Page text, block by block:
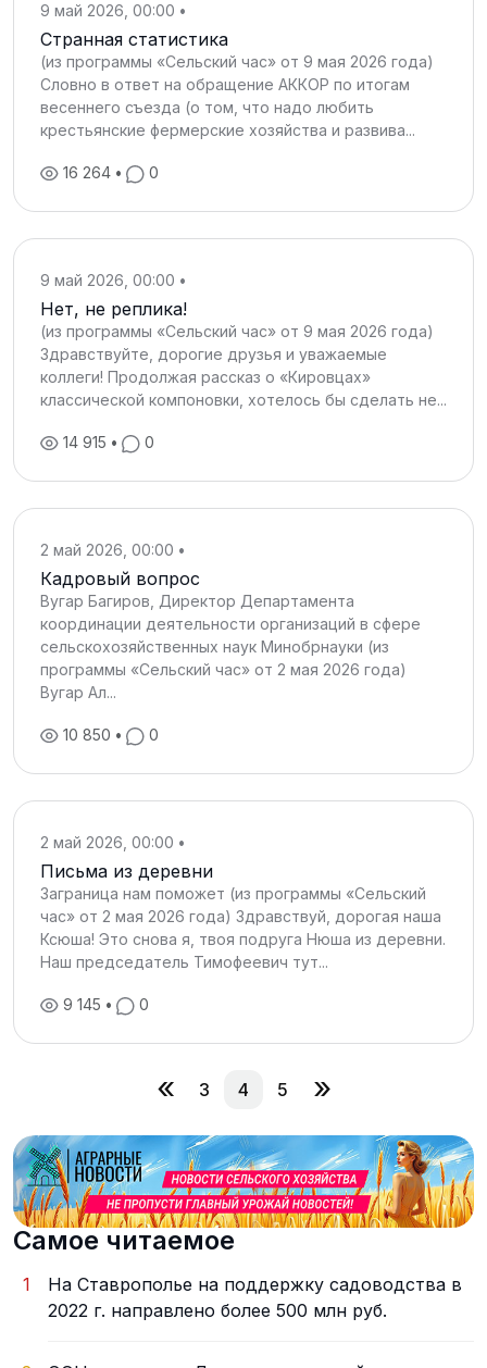
9 май 2026, 00:00 •
Странная статистика
(из программы «Сельский час» от 9 мая 2026 года)
Словно в ответ на обращение АККОР по итогам
весеннего съезда (о том, что надо любить
крестьянские фермерские хозяйства и развива...
16 264 • 0
9 май 2026, 00:00 •
Нет, не реплика!
(из программы «Сельский час» от 9 мая 2026 года)
Здравствуйте, дорогие друзья и уважаемые
коллеги! Продолжая рассказ о «Кировцах»
классической компоновки, хотелось бы сделать не...
14 915 • 0
2 май 2026, 00:00 •
Кадровый вопрос
Вугар Багиров, Директор Департамента
координации деятельности организаций в сфере
сельскохозяйственных наук Минобрнауки (из
программы «Сельский час» от 2 мая 2026 года)
Вугар Ал...
10 850 • 0
2 май 2026, 00:00 •
Письма из деревни
Заграница нам поможет (из программы «Сельский
час» от 2 мая 2026 года) Здравствуй, дорогая наша
Ксюша! Это снова я, твоя подруга Нюша из деревни.
Наш председатель Тимофеевич тут...
9 145 • 0
« 3 4 5 »
Самое читаемое
1
На Ставрополье на поддержку садоводства в
2022 г. направлено более 500 млн руб.